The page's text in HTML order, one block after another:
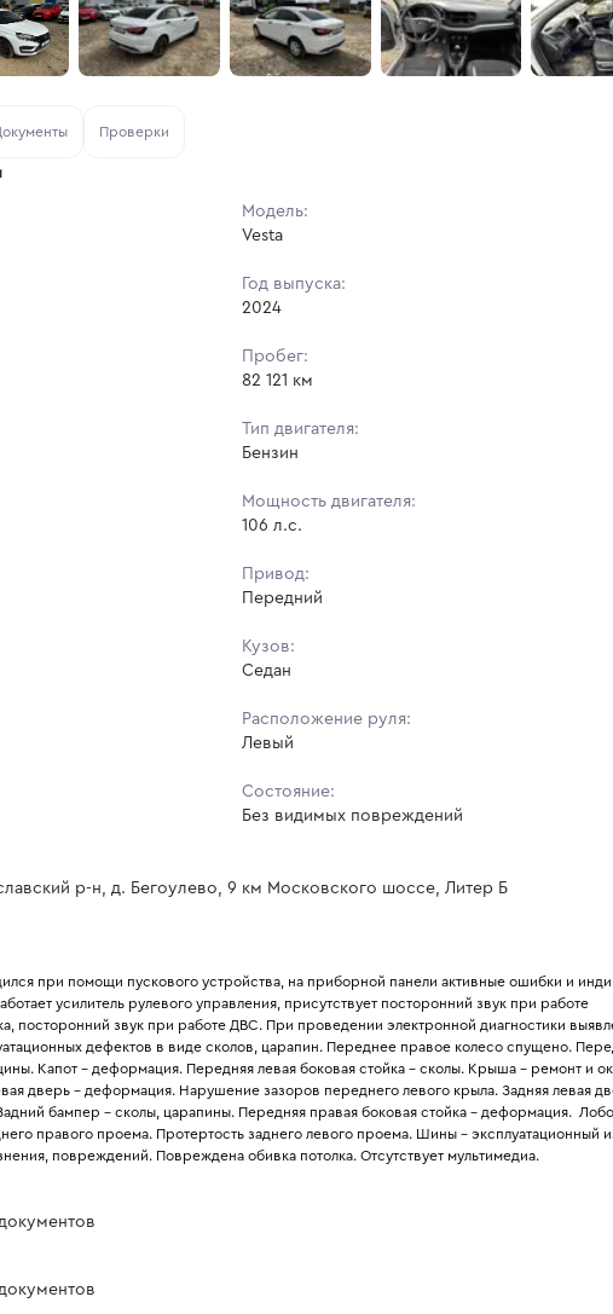
Проверки
Модель:
Vesta
Год выпуска:
2024
Пробег:
82 121 км
Тип двигателя:
Бензин
Мощность двигателя:
106 л.с.
Привод:
Передний
Кузов:
Седан
Расположение руля:
Левый
Состояние:
Без видимых повреждений
р-н, д. Бегоулево, 9 км Московского шоссе, Литер Б
при помощи пускового устройства, на приборной панели активные ошибки и
усилитель рулевого управления, присутствует посторонний звук при работе
посторонний звук при работе ДВС. При проведении электронной диагностики
дефектов в виде сколов, царапин. Переднее правое колесо спущено.
Капот - деформация. Передняя левая боковая стойка - сколы. Крыша - ремонт и
дверь - деформация. Нарушение зазоров переднего левого крыла. Задняя левая
бампер - сколы, царапины. Передняя правая боковая стойка - деформация.
правого проема. Протертость заднего левого проема. Шины - эксплуатационный
повреждений. Повреждена обивка потолка. Отсутствует мультимедиа.